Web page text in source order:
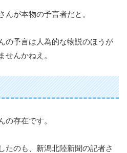
んが本物の予言者だと。
の予言は人為的な物説のほうが
せんかねえ。
の存在です。
たのも、新潟北陸新聞の記者さ